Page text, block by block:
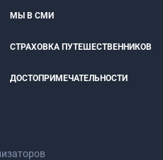
МЫ В СМИ
СТРАХОВКА ПУТЕШЕСТВЕННИКОВ
ДОСТОПРИМЕЧАТЕЛЬНОСТИ